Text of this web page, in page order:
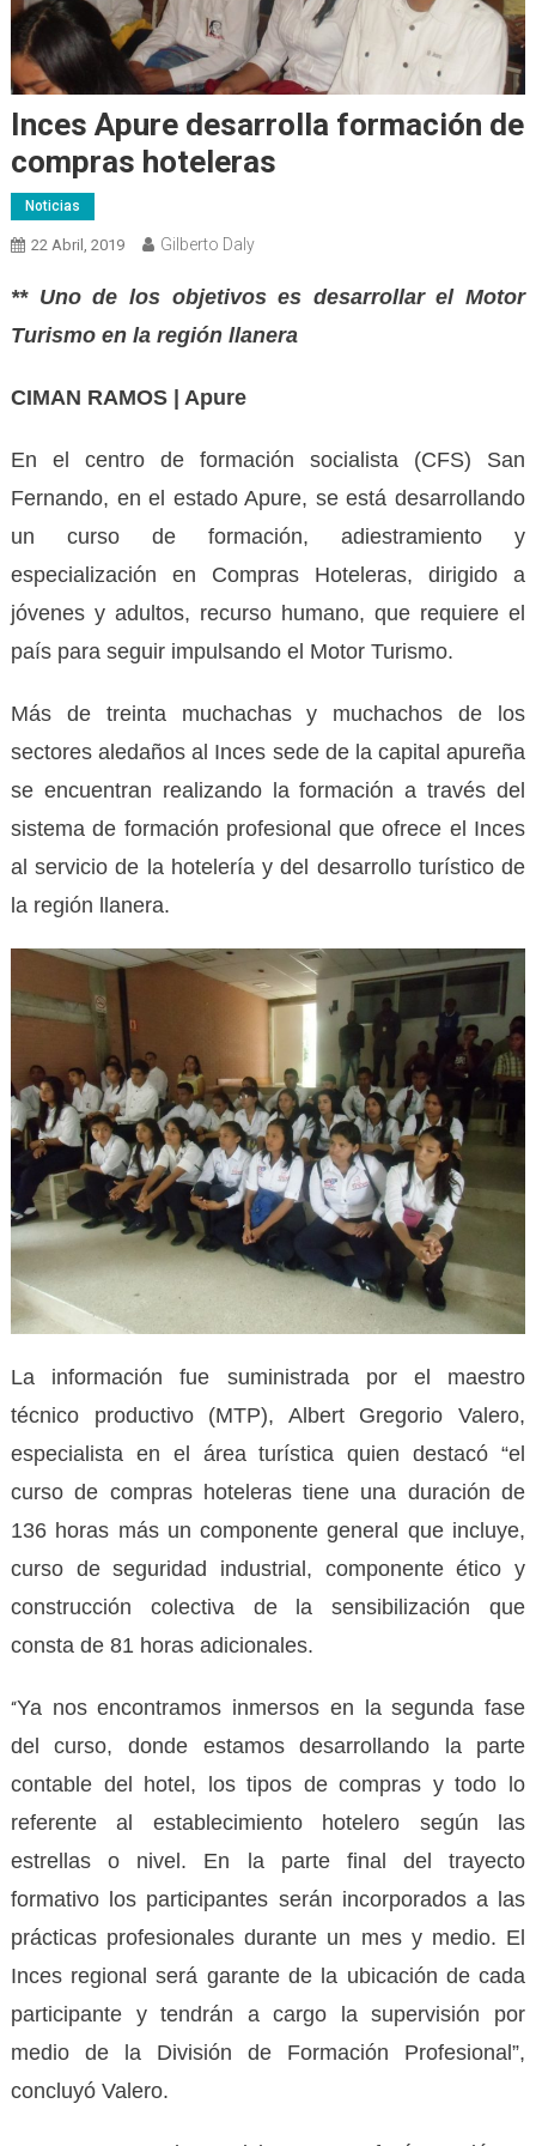
Inces Apure desarrolla formación de
compras hoteleras
Noticias
22 Abril, 2019 Gilberto Daly
** Uno de los objetivos es desarrollar el Motor
Turismo en la región llanera
CIMAN RAMOS | Apure
En el centro de formación socialista (CFS) San
Fernando, en el estado Apure, se está desarrollando
un curso de formación, adiestramiento y
especialización en Compras Hoteleras, dirigido a
jóvenes y adultos, recurso humano, que requiere el
país para seguir impulsando el Motor Turismo.
Más de treinta muchachas y muchachos de los
sectores aledaños al Inces sede de la capital apureña
se encuentran realizando la formación a través del
sistema de formación profesional que ofrece el Inces
al servicio de la hotelería y del desarrollo turístico de
la región llanera.
La información fue suministrada por el maestro
técnico productivo (MTP), Albert Gregorio Valero,
especialista en el área turística quien destacó “el
curso de compras hoteleras tiene una duración de
136 horas más un componente general que incluye,
curso de seguridad industrial, componente ético y
construcción colectiva de la sensibilización que
consta de 81 horas adicionales.
“Ya nos encontramos inmersos en la segunda fase
del curso, donde estamos desarrollando la parte
contable del hotel, los tipos de compras y todo lo
referente al establecimiento hotelero según las
estrellas o nivel. En la parte final del trayecto
formativo los participantes serán incorporados a las
prácticas profesionales durante un mes y medio. El
Inces regional será garante de la ubicación de cada
participante y tendrán a cargo la supervisión por
medio de la División de Formación Profesional”,
concluyó Valero.